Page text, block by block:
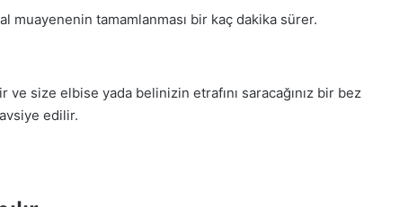
muayenenin tamamlanması bir kaç dakika sürer.
ve size elbise yada belinizin etrafını saracağınız bir bez
edilir.